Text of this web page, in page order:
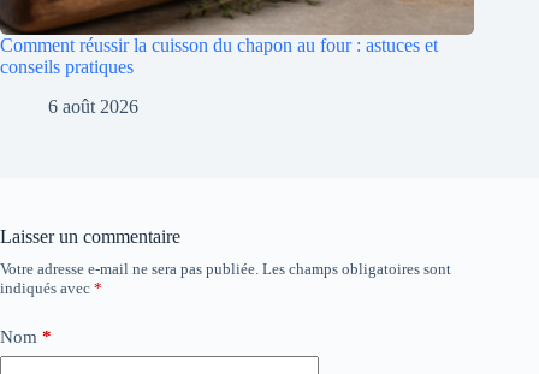
Comment réussir la cuisson du chapon au four : astuces et
conseils pratiques
6 août 2026
Laisser un commentaire
Votre adresse e-mail ne sera pas publiée. Les champs obligatoires sont
indiqués avec *
Nom *